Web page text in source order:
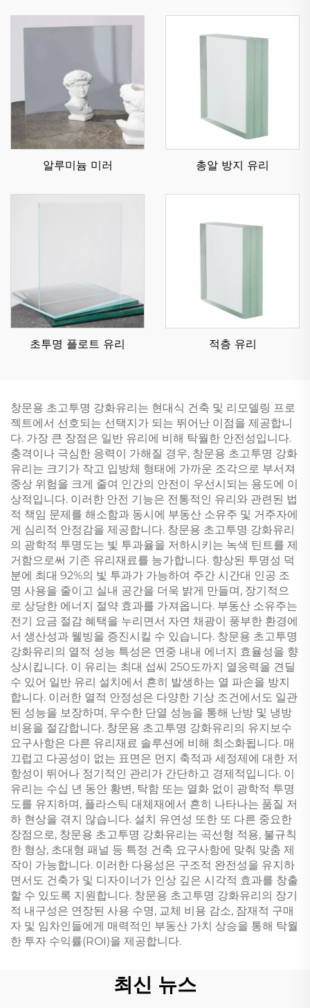
알루미늄 미러 총알 방지 유리
초투명 플로트 유리 적층 유리
창문용 초고투명 강화유리는 현대식 건축 및 리모델링 프로
젝트에서 선호되는 선택지가 되는 뛰어난 이점을 제공합니
다. 가장 큰 장점은 일반 유리에 비해 탁월한 안전성입니다.
충격이나 극심한 응력이 가해질 경우, 창문용 초고투명 강화
유리는 크기가 작고 입방체 형태에 가까운 조각으로 부서져
중상 위험을 크게 줄여 인간의 안전이 우선시되는 용도에 이
상적입니다. 이러한 안전 기능은 전통적인 유리와 관련된 법
적 책임 문제를 해소함과 동시에 부동산 소유주 및 거주자에
게 심리적 안정감을 제공합니다. 창문용 초고투명 강화유리
의 광학적 투명도는 빛 투과율을 저하시키는 녹색 틴트를 제
거함으로써 기존 유리재료를 능가합니다. 향상된 투명성 덕
분에 최대 92%의 빛 투과가 가능하여 주간 시간대 인공 조
명 사용을 줄이고 실내 공간을 더욱 밝게 만들며, 장기적으
로 상당한 에너지 절약 효과를 가져옵니다. 부동산 소유주는
전기 요금 절감 혜택을 누리면서 자연 채광이 풍부한 환경에
서 생산성과 웰빙을 증진시킬 수 있습니다. 창문용 초고투명
강화유리의 열적 성능 특성은 연중 내내 에너지 효율성을 향
상시킵니다. 이 유리는 최대 섭씨 250도까지 열응력을 견딜
수 있어 일반 유리 설치에서 흔히 발생하는 열 파손을 방지
합니다. 이러한 열적 안정성은 다양한 기상 조건에서도 일관
된 성능을 보장하며, 우수한 단열 성능을 통해 난방 및 냉방
비용을 절감합니다. 창문용 초고투명 강화유리의 유지보수
요구사항은 다른 유리재료 솔루션에 비해 최소화됩니다. 매
끄럽고 다공성이 없는 표면은 먼지 축적과 세정제에 대한 저
항성이 뛰어나 정기적인 관리가 간단하고 경제적입니다. 이
유리는 수십 년 동안 황변, 탁함 또는 열화 없이 광학적 투명
도를 유지하며, 플라스틱 대체재에서 흔히 나타나는 품질 저
하 현상을 겪지 않습니다. 설치 유연성 또한 또 다른 중요한
장점으로, 창문용 초고투명 강화유리는 곡선형 적용, 불규칙
한 형상, 초대형 패널 등 특정 건축 요구사항에 맞춰 맞춤 제
작이 가능합니다. 이러한 다용성은 구조적 완전성을 유지하
면서도 건축가 및 디자이너가 인상 깊은 시각적 효과를 창출
할 수 있도록 지원합니다. 창문용 초고투명 강화유리의 장기
적 내구성은 연장된 사용 수명, 교체 비용 감소, 잠재적 구매
자 및 임차인들에게 매력적인 부동산 가치 상승을 통해 탁월
한 투자 수익률(ROI)을 제공합니다.
최신 뉴스